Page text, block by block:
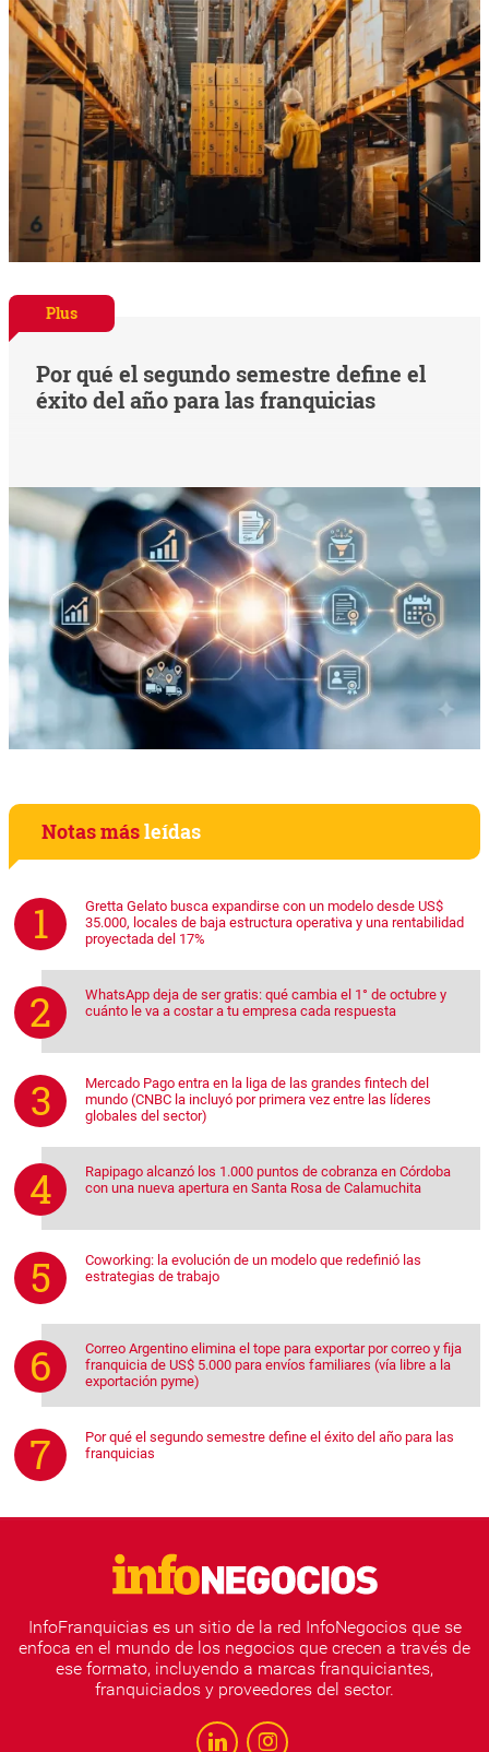
Plus
Por qué el segundo semestre define el
éxito del año para las franquicias
Notas másleídas
Gretta Gelato busca expandirse con un modelo desde US$
35.000, locales de baja estructura operativa y una rentabilidad
proyectada del 17%
WhatsApp deja de ser gratis: qué cambia el 1° de octubre y
cuánto le va a costar a tu empresa cada respuesta
Mercado Pago entra en la liga de las grandes fintech del
mundo (CNBC la incluyó por primera vez entre las líderes
globales del sector)
Rapipago alcanzó los 1.000 puntos de cobranza en Córdoba
con una nueva apertura en Santa Rosa de Calamuchita
Coworking: la evolución de un modelo que redefinió las
estrategias de trabajo
Correo Argentino elimina el tope para exportar por correo y fija
franquicia de US$ 5.000 para envíos familiares (vía libre a la
exportación pyme)
Por qué el segundo semestre define el éxito del año para las
franquicias
InfoFranquicias es un sitio de la red InfoNegocios que se
enfoca en el mundo de los negocios que crecen a través de
ese formato, incluyendo a marcas franquiciantes,
franquiciados y proveedores del sector.